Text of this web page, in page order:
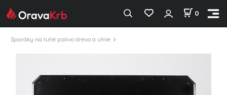
0
Sporáky na tuhé palivo drevo a uhlie